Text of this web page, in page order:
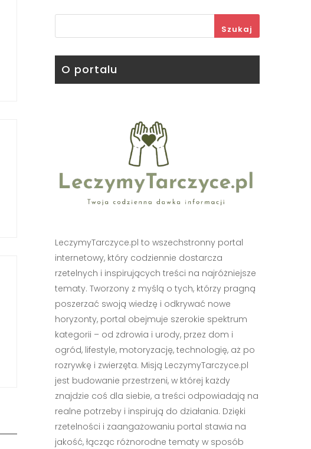
Szukaj
O portalu
LeczymyTarczyce.pl to wszechstronny portal
internetowy, który codziennie dostarcza
rzetelnych i inspirujących treści na najróżniejsze
tematy. Tworzony z myślą o tych, którzy pragną
poszerzać swoją wiedzę i odkrywać nowe
horyzonty, portal obejmuje szerokie spektrum
kategorii – od zdrowia i urody, przez dom i
ogród, lifestyle, motoryzację, technologię, aż po
rozrywkę i zwierzęta. Misją LeczymyTarczyce.pl
jest budowanie przestrzeni, w której każdy
znajdzie coś dla siebie, a treści odpowiadają na
realne potrzeby i inspirują do działania. Dzięki
rzetelności i zaangażowaniu portal stawia na
jakość, łącząc różnorodne tematy w sposób